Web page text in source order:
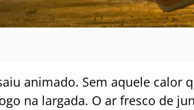
animado. Sem aquele
na largada. O ar fresco de